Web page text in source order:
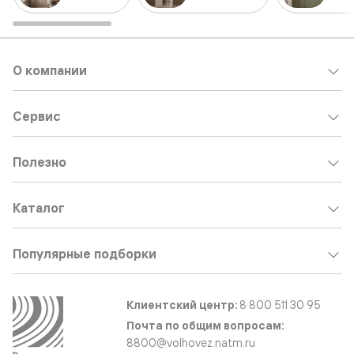
О компании
Сервис
Полезно
Каталог
Популярные подборки
Клиентский центр: 8 800 511 30 95
Почта по общим вопросам:
8800@volhovez.natm.ru